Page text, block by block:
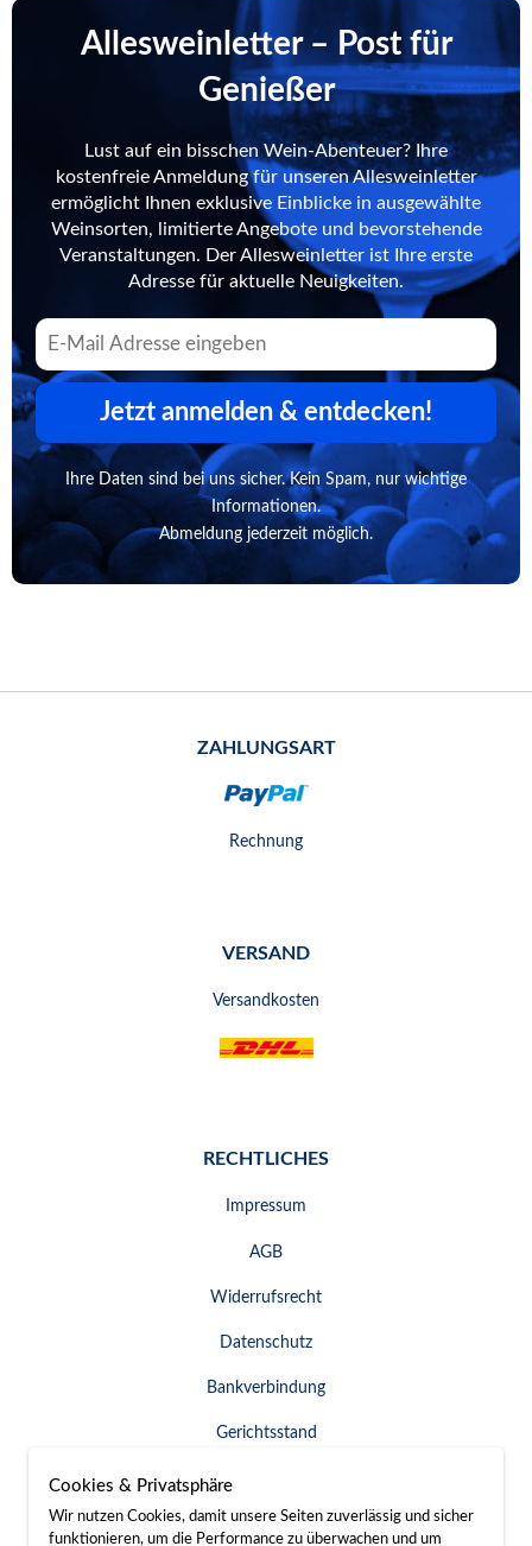
Allesweinletter – Post für
Genießer
Lust auf ein bisschen Wein-Abenteuer? Ihre
kostenfreie Anmeldung für unseren Allesweinletter
ermöglicht Ihnen exklusive Einblicke in ausgewählte
Weinsorten, limitierte Angebote und bevorstehende
Veranstaltungen. Der Allesweinletter ist Ihre erste
Adresse für aktuelle Neuigkeiten.
Jetzt anmelden & entdecken!
Ihre Daten sind bei uns sicher. Kein Spam, nur wichtige
Informationen.
Abmeldung jederzeit möglich.
ZAHLUNGSART
Rechnung
VERSAND
Versandkosten
RECHTLICHES
Impressum
AGB
Widerrufsrecht
Datenschutz
Bankverbindung
Gerichtsstand
Widerruf erklären
Cookies & Privatsphäre
Wir nutzen Cookies, damit unsere Seiten zuverlässig und sicher
funktionieren, um die Performance zu überwachen und um